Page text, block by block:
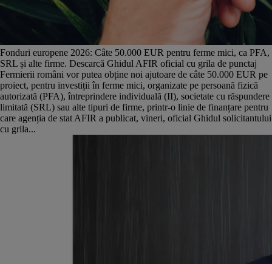
Fonduri europene 2026: Câte 50.000 EUR pentru ferme mici, ca PFA,
SRL și alte firme. Descarcă Ghidul AFIR oficial cu grila de punctaj
Fermierii români vor putea obține noi ajutoare de câte 50.000 EUR pe
proiect, pentru investiții în ferme mici, organizate pe persoană fizică
autorizată (PFA), întreprindere individuală (II), societate cu răspundere
limitată (SRL) sau alte tipuri de firme, printr-o linie de finanțare pentru
care agenția de stat AFIR a publicat, vineri, oficial Ghidul solicitantului
cu grila...